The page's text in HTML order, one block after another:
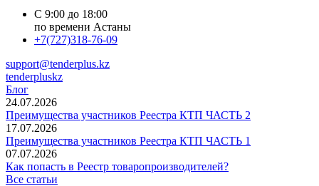
С 9:00 до 18:00
по времени Астаны
+7(727)318-76-09
support@tenderplus.kz
tenderpluskz
Блог
24.07.2026
Преимущества участников Реестра КТП ЧАСТЬ 2
17.07.2026
Преимущества участников Реестра КТП ЧАСТЬ 1
07.07.2026
Как попасть в Реестр товаропроизводителей?
Все статьи